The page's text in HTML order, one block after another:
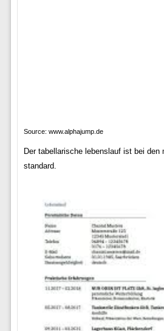
Source: www.alphajump.de
Der tabellarische lebenslauf ist bei den
standard.